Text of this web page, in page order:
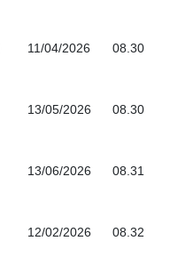
11/04/2026 08.30
13/05/2026 08.30
13/06/2026 08.31
12/02/2026 08.32